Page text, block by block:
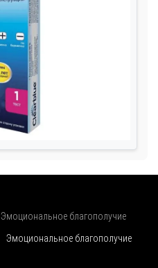
Эмоциональное благополучие
Эмоциональное благополучие